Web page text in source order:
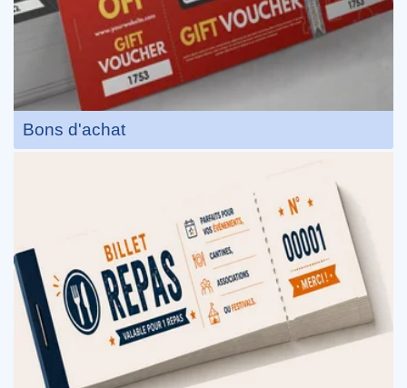
Bons d'achat